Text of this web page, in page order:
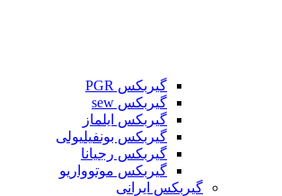
گیربکس PGR
گیربکس sew
گیربکس ایلماز
گیربکس بونفیلیولی
گیربکس رجیانا
گیربکس موتوواریو
گیربکس ایرانی